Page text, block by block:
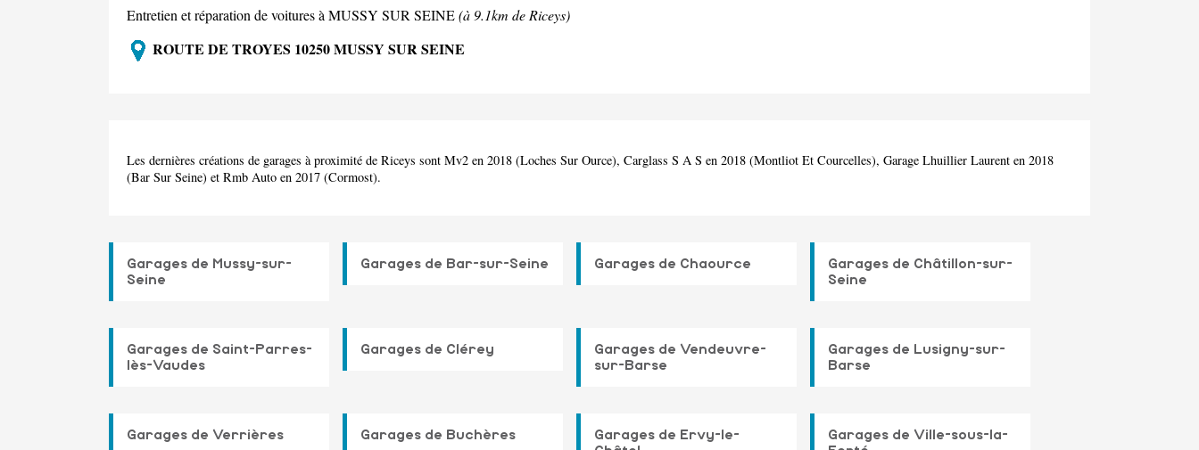
Entretien et réparation de voitures à MUSSY SUR SEINE(à 9.1km de Riceys)
ROUTE DE TROYES 10250 MUSSY SUR SEINE
Les dernières créations de garages à proximité de Riceys sont Mv2 en 2018 (Loches Sur Ource), Carglass S A S en 2018 (Montliot Et Courcelles), Garage Lhuillier Laurent en 2018
(Bar Sur Seine) et Rmb Auto en 2017 (Cormost).
Garages de Mussy-sur-
Seine
Garages de Bar-sur-Seine Garages de Chaource
Garages de Châtillon-sur-
Seine
Garages de Saint-Parres-
lès-Vaudes
Garages de Clérey
Garages de Vendeuvre-
sur-Barse
Garages de Lusigny-sur-
Barse
Garages de Verrières Garages de Buchères
Garages de Ervy-le-
Garages de Ville-sous-la-